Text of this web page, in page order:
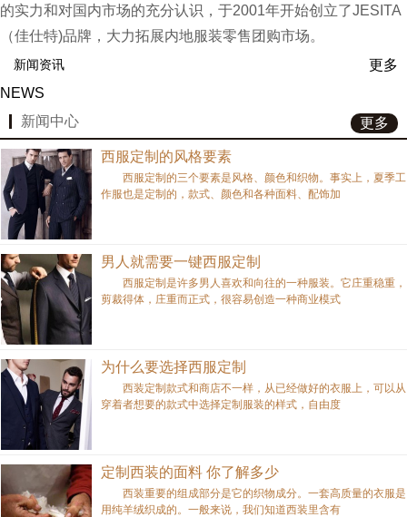
的实力和对国内市场的充分认识，于2001年开始创立了JESITA
（佳仕特)品牌，大力拓展内地服装零售团购市场。
新闻资讯
更多
NEWS
新闻中心
更多
西服定制的风格要素
西服定制的三个要素是风格、颜色和织物。事实上，夏季工
作服也是定制的，款式、颜色和各种面料、配饰加
男人就需要一键西服定制
西服定制是许多男人喜欢和向往的一种服装。它庄重稳重，
剪裁得体，庄重而正式，很容易创造一种商业模式
为什么要选择西服定制
西装定制款式和商店不一样，从已经做好的衣服上，可以从
穿着者想要的款式中选择定制服装的样式，自由度
定制西装的面料 你了解多少
西装重要的组成部分是它的织物成分。一套高质量的衣服是
用纯羊绒织成的。一般来说，我们知道西装里含有